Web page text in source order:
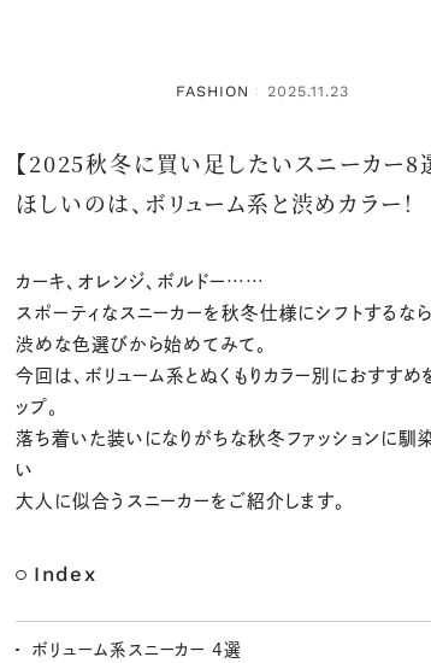
FASHION ： 2025.11.23
【2025秋冬に買い足したいスニーカー8
ほしいのは、ボリューム系と渋めカラー！
カーキ、オレンジ、ボルドー……
スポーティなスニーカーを秋冬仕様にシフトするなら
渋めな色選びから始めてみて。
今回は、ボリューム系とぬくもりカラー別におすすめ
ップ。
落ち着いた装いになりがちな秋冬ファッションに馴
い
大人に似合う スニーカーをご紹介します。
Index
ボリューム系スニーカー 4選